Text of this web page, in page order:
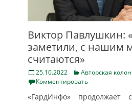
Виктор Павлушкин:
заметили, с нашим
считаются»
Posted
on
25.10.2022 Categories
Авторская
Комментировать
«ГардИнфо» продолжает